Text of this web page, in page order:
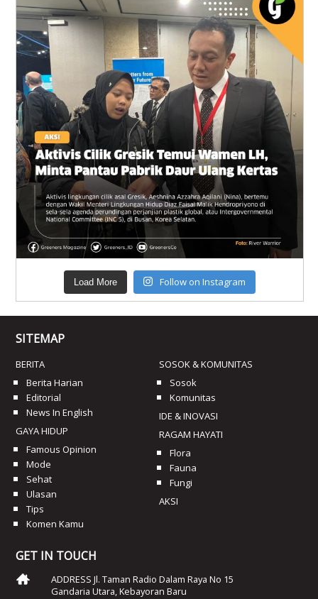
Load More Follow on Instagram
SITEMAP
BERITA
Berita Harian
Editorial
News In English
GAYA HIDUP
Famous Opinion
Mode
Sehat
Ulasan
Tips
Komen Kamu
SOSOK & KOMUNITAS
Sosok
Komunitas
IDE & INOVASI
RAGAM HAYATI
Flora
Fauna
Fungi
AKSI
GET IN TOUCH
ADDRESS Jl. Taman Radio Dalam Raya No 15
Gandaria Utara, Kebayoran Baru